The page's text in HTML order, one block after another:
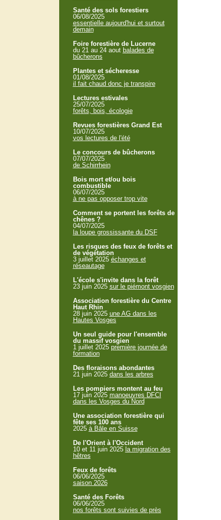
Santé des sols forestiers
06/08/2025
essentielle aujourd'hui et surtout
demain
Foire forestière de Lucerne
du 21 au 24 aout balades de
bûcherons
Plantes et sécheresse
01/08/2025
il fait chaud donc je transpire
Lectures estivales
25/07/2025
forêts, bois, écologie
Revues forestières Grand Est
10/07/2025
vos lectures de l'été
Le concours de bûcherons
07/07/2025
de Schirrhein
Bois mort et/ou bois
combustible
06/07/2025
à ne pas opposer trop vite
Comment se portent les forêts de
chênes ?
04/07/2025
la loupe grossissante du DSF
Les risques des feux de forêts et
de végétation
3 juillet 2025 échanges et
réseautage
L'école s'invite dans la forêt
23 juin 2025 sur le piémont vosgien
Association forestière du Centre
Haut Rhin
28 juin 2025 une AG dans les
Hautes Vosges
Un seul guide pour l'ensemble
du massif vosgien
1 juillet 2025 première journée de
formation
Des floraisons abondantes
21 juin 2025 dans les arbres
Les pompiers montent au feu
17 juin 2025 manoeuvres DFCI
dans les Vosges du Nord
Une association forestière qui
fête ses 100 ans
2025 à Bâle en Suisse
De l'Orient à l'Occident
10 et 11 juin 2025 la migration des
hêtres
Feux de forêts
06/06/2025
saison 2026
Santé des Forêts
06/06/2025
nos forêts sont suivies de près